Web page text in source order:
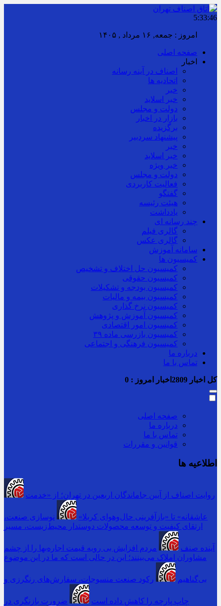
5:33:46
امروز : جمعه, ۱۶ مرداد , ۱۴۰۵
صفحه اصلی
اخبار
اصناف در آینه رسانه
اتحادیه ها
خبر
خبر اسلايد
دولت و مجلس
بازار در اخبار
برگزیده
پیشنهاد سردبیر
خبر
خبر اسلايد
خبر ویژه
دولت و مجلس
فعالیت کاربردی
گفتگو
هیئت رئیسه
یادداشت
چند رسانه ای
گالری فیلم
گالری عکس
سامانه آموزش
کمیسیون ها
کمیسیون حل اختلاف و تشخیص
کمیسیون حقوقی
کمیسیون بودجه و تشکیلات
کمیسیون بیمه و مالیات
کمیسیون نرخ گذاری
کمیسیون آموزش و پژوهش
کمیسیون امور اقتصادی
کمیسیون بازرسی ماده ۳۹
کمیسیون فرهنگی و اجتماعی
درباره ما
تماس با ما
کل اخبار اخبار امروز : 0
صفحه اصلی
درباره ما
تماس با ما
قوانین و مقررات
اطلاعیه ها
روایت اصناف از آیین جاماندگان اربعین در تهران؛ از «خدمت
عاشقانه» تا «بازآفرینی حال‌وهوای کربلا»
نوسازی صنعت،
ارتقای کیفیت و توسعه محصولات دوستدار محیط‌زیست، مسیر
آینده صنف
مردم افزایش بی رویه قیمت اجاره‌بها را از چشم
مشاوران املاک می‌بینند؛ این در حالی است که ما در این موضوع
بی‌گناهیم رکود صنعت منسوجات، سفارش‌های رنگرزی و
چاپ پارچه را کاهش داده است ضرورت بازنگری در